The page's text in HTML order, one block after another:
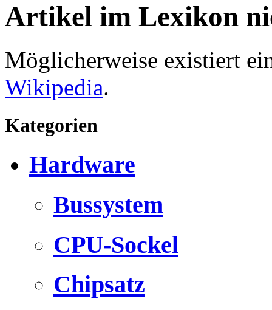
Artikel im Lexikon
Möglicherweise existiert
Wikipedia.
Kategorien
Hardware
Bussystem
CPU-Sockel
Chipsatz